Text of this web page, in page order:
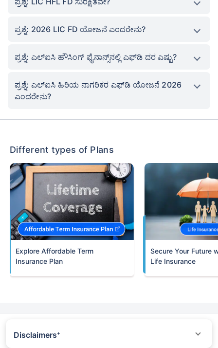
ಪ್ರಶ್ನೆ: 2026 LIC FD ಯೋಜನೆ ಎಂದರೇನು?
ಪ್ರಶ್ನೆ: ಎಲ್‌ಐಸಿ ಹೌಸಿಂಗ್ ಫೈನಾನ್ಸ್‌ನಲ್ಲಿ ಎಫ್‌ಡಿ ದರ ಎಷ್ಟು?
ಪ್ರಶ್ನೆ: ಎಲ್ಐಸಿ ಹಿರಿಯ ನಾಗರಿಕರ ಎಫ್‌ಡಿ ಯೋಜನೆ 2026
ಎಂದರೇನು?
Different types of Plans
Term
Insurance Plan
Life Insurance
Disclaimers+